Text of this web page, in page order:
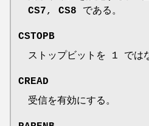
CS7, CS8 である。
CSTOPB
ストップビットを 1 では
CREAD
受信を有効にする。